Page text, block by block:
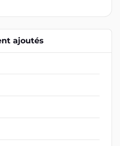
ajoutés